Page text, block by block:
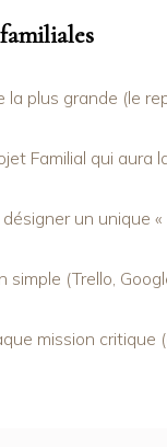
plus grande (le
Familial qui aura
un unique
simple (Trello,
mission